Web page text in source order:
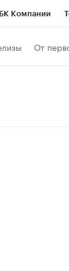
Компании
От